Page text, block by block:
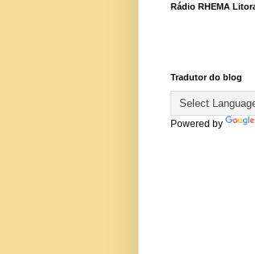
Rádio RHEMA
Tradutor do blog
Powered by